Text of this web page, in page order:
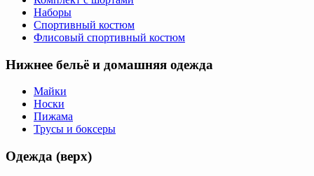
Наборы
Спортивный костюм
Флисовый спортивный костюм
Нижнее бельё и домашняя одежда
Майки
Носки
Пижама
Трусы и боксеры
Одежда (верх)